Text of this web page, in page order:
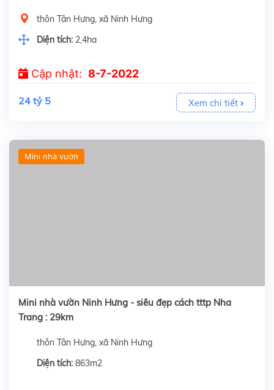
thôn Tân Hưng, xã Ninh Hưng
Diện tích: 2,4ha
Cập nhật: 8-7-2022
24 tỷ 5 Xem chi tiết
Mini nhà vườn
Mini nhà vườn Ninh Hưng - siêu đẹp cách tttp Nha
Trang : 29km
thôn Tân Hưng, xã Ninh Hưng
Diện tích: 863m2
Họ tên
Số điện thoại
Gửi liên hệ ngay